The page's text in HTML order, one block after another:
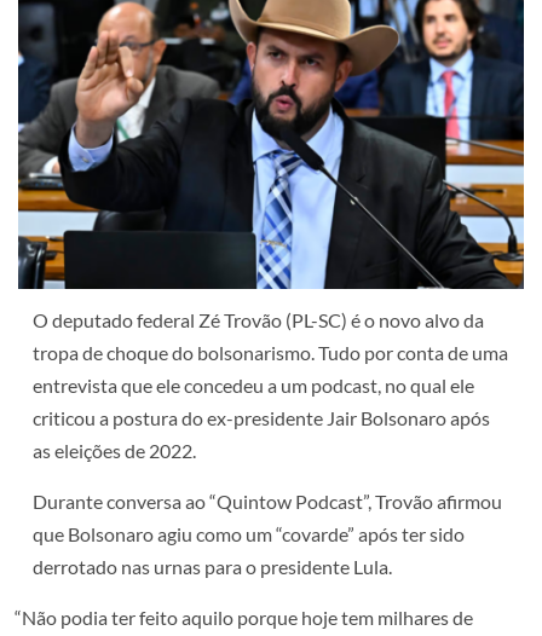
O deputado federal Zé Trovão (PL-SC) é o novo alvo da
tropa de choque do bolsonarismo. Tudo por conta de uma
entrevista que ele concedeu a um podcast, no qual ele
criticou a postura do ex-presidente Jair Bolsonaro após
as eleições de 2022.
Durante conversa ao “Quintow Podcast”, Trovão afirmou
que Bolsonaro agiu como um “covarde” após ter sido
derrotado nas urnas para o presidente Lula.
“Não podia ter feito aquilo porque hoje tem milhares de